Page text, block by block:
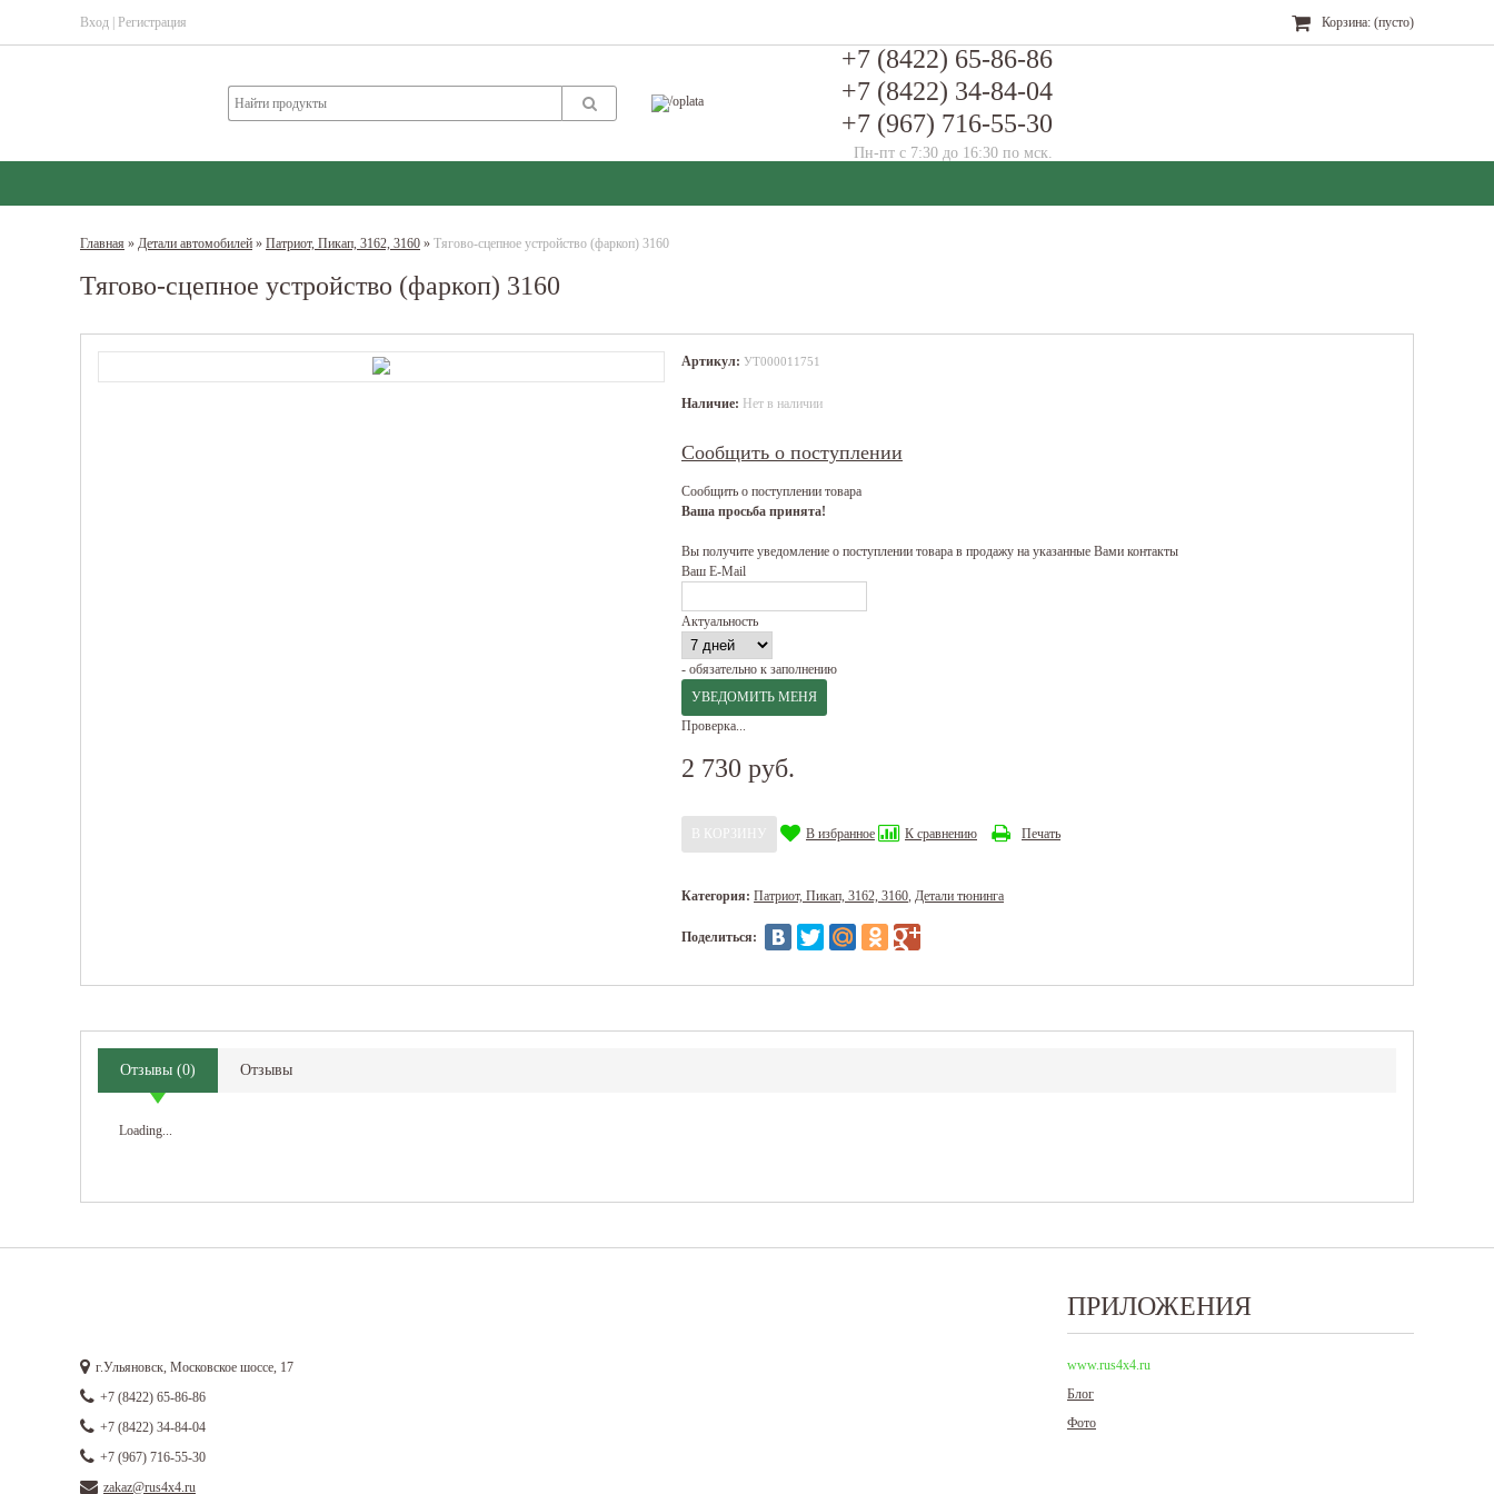
Вход Регистрация Корзина: (пусто)
+7 (8422) 65-86-86
+7 (8422) 34-84-04
+7 (967) 716-55-30
Пн-пт с 7:30 до 16:30 по мск.
Главная » Детали автомобилей » Патриот, Пикап, 3162, 3160 » Тягово-сцепное устройство (фаркоп) 3160
Тягово-сцепное устройство (фаркоп) 3160
Артикул: УТ000011751
Наличие: Нет в наличии
Сообщить о поступлении
Сообщить о поступлении товара
Ваша просьба принята!
Вы получите уведомление о поступлении товара в продажу на указанные Вами контакты
Ваш E-Mail
Актуальность
- обязательно к заполнению
Проверка...
2 730 руб.
В избранное К сравнению Печать
Категория: Патриот, Пикап, 3162, 3160 Детали тюнинга
Поделиться:
Отзывы (0) Отзывы
Loading...
г.Ульяновск, Московское шоссе, 17
+7 (8422) 65-86-86
+7 (8422) 34-84-04
+7 (967) 716-55-30
zakaz@rus4x4.ru
ПРИЛОЖЕНИЯ
www.rus4x4.ru
Блог
Фото